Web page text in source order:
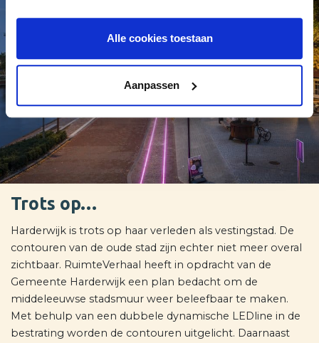
Alle cookies toestaan
Aanpassen
Trots op…
Harderwijk is trots op haar verleden als vestingstad. De
contouren van de oude stad zijn echter niet meer overal
zichtbaar. RuimteVerhaal heeft in opdracht van de
Gemeente Harderwijk een plan bedacht om de
middeleeuwse stadsmuur weer beleefbaar te maken.
Met behulp van een dubbele dynamische LEDline in de
bestrating worden de contouren uitgelicht. Daarnaast